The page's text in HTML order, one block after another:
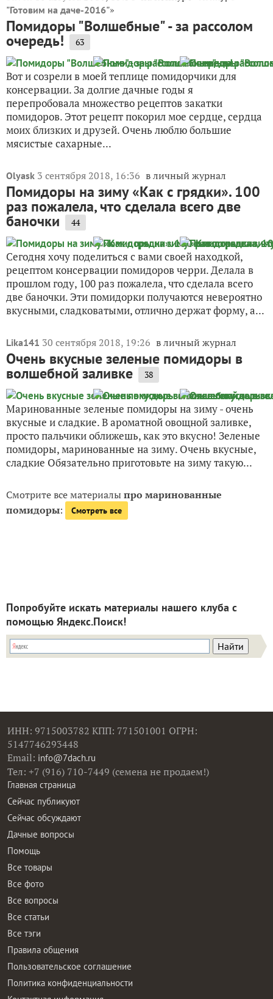
Stiven 18 августа 2016, 13:34 на конкурс «Конкурс
"Готовим на даче-2016"
Помидоры "Волшебные" - за рассолом
очередь! 63
Вот и созрели в моей теплице помидорчики для
консервации. За долгие дачные годы я
перепробовала множество рецептов закатки
помидоров. Этот рецепт покорил мое сердце, сердца
мясистые сахарные...
Olyask 3 сентября 2018, 16:36 в личный журнал
Помидоры на зиму «Как с грядки». 100
раз пожалела, что сделала всего две
баночки 44
Сегодня хочу поделиться с вами своей находкой,
рецептом консервации помидоров черри. Делала в
прошлом году, 100 раз пожалела, что сделала всего
вкусными, сладковатыми, отлично держат форму, а...
Lika141 30 сентября 2018, 19:26 в личный журнал
Очень вкусные зеленые помидоры в
волшебной заливке 38
Маринованные зеленые помидоры на зиму - очень
вкусные и сладкие. В ароматной овощной заливке,
просто пальчики оближешь, как это вкусно! Зеленые
сладкие Обязательно приготовьте на зиму такую...
Смотрите все материалыпро маринованные
Попробуйте искать материалы нашего клуба с
помощью Яндекс.Поиск!
ИНН: 9715003782 КПП: 771501001 ОГРН:
5147746293448
Email: info@7dach.ru
Тел: +7 (916) 710-7449 (семена не продаем!)
Главная страница
Сейчас публикуют
Сейчас обсуждают
Дачные вопросы
Помощь
Все товары
Все фото
Все вопросы
Все статьи
Все тэги
Правила общения
Пользовательское соглашение